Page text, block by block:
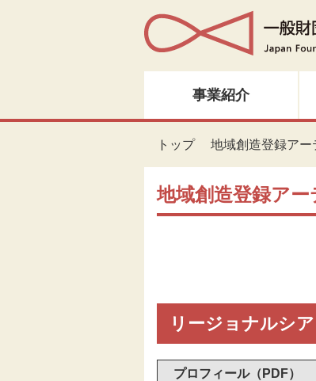
事業紹介
人材育成・研修
音楽・邦楽
創造ネットワーク
美術
トップ 地域創造登録アー
地域創造登録アー
リージョナルシ
プロフィール（PDF）